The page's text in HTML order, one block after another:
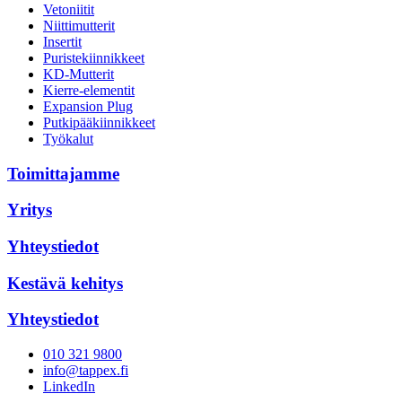
Vetoniitit
Niittimutterit
Insertit
Puristekiinnikkeet
KD-Mutterit
Kierre-elementit
Expansion Plug
Putkipääkiinnikkeet
Työkalut
Toimittajamme
Yritys
Yhteystiedot
Kestävä kehitys
Yhteystiedot
010 321 9800
info@tappex.fi
LinkedIn